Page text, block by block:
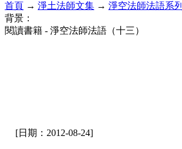
首頁 → 淨土法師文集 → 淨空法師法語系列
背景：
閱讀書籍 - 淨空法師法語（十三）
[日期：2012-08-24]